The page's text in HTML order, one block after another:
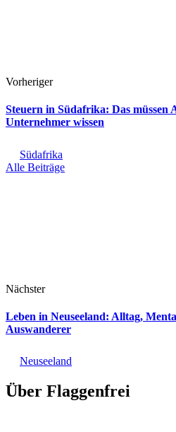
Vorheriger
Steuern in Südafrika: Das müssen
Unternehmer wissen
Südafrika
Alle Beiträge
Nächster
Leben in Neuseeland: Alltag,
Auswanderer
Neuseeland
Über Flaggenfrei